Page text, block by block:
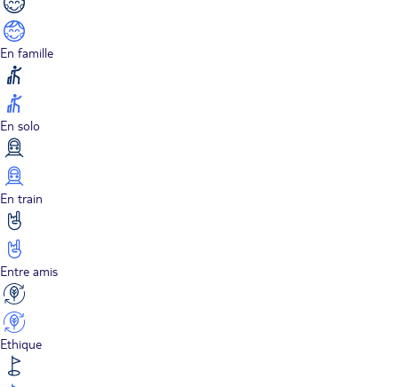
En famille
En solo
En train
Entre amis
Ethique